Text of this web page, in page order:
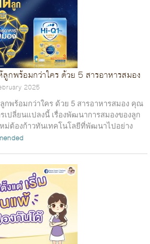
กพร้อมกว่าใคร ด้วย 5 สารอาหารสมอง
2025
พร้อมกว่าใคร ด้วย 5 สารอาหารสมอง คุณ
เปลี่ยนแปลงนี้ เรื่องพัฒนาการสมองของลูก
หม่ต้องก้าวทันเทคโนโลยีที่พัฒนาไปอย่าง